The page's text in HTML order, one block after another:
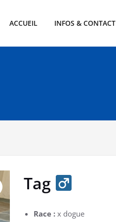
ACCUEIL INFOS & CONTACT
Tag
Race : x dogue